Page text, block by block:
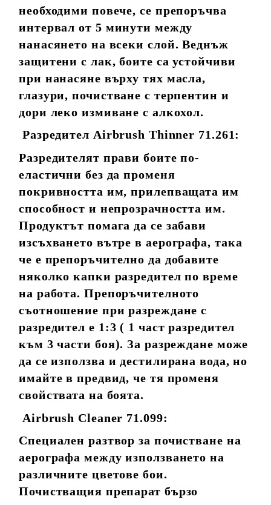
необходими повече, се препоръчва
интервал от 5 минути между
нанасянето на всеки слой. Веднъж
защитени с лак, боите са устойчиви
при нанасяне върху тях масла,
глазури, почистване с терпентин и
дори леко измиване с алкохол.
Разредител Airbrush Thinner 71.261:
Разредителят прави боите по-
еластични без да променя
покривността им, прилепващата им
способност и непрозрачността им.
Продуктът помага да се забави
изсъхването вътре в аерографа, така
че е препоръчително да добавите
няколко капки разредител по време
на работа. Препоръчителното
съотношение при разреждане с
разредител е 1:3 ( 1 част разредител
към 3 части боя). За разреждане може
да се използва и дестилирана вода, но
имайте в предвид, че тя променя
свойствата на боята.
Airbrush Cleaner 71.099:
Специален разтвор за почистване на
аерографа между използването на
различните цветове бои.
Почистващия препарат бързо